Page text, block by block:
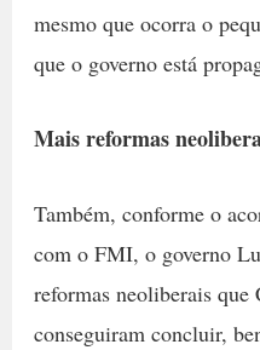
mesmo que ocorra o
que o governo está
Mais reformas
Também, conforme o
com o FMI, o governo
reformas neoliberais
conseguiram concluir,